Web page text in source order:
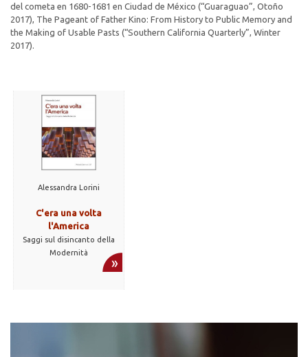
del cometa en 1680-1681 en Ciudad de México (“Guaraguao”, Otoño
2017), The Pageant of Father Kino: From History to Public Memory and
the Making of Usable Pasts (“Southern California Quarterly”, Winter
2017).
Alessandra Lorini
C'era una volta
l'America
Saggi sul disincanto della
Modernità